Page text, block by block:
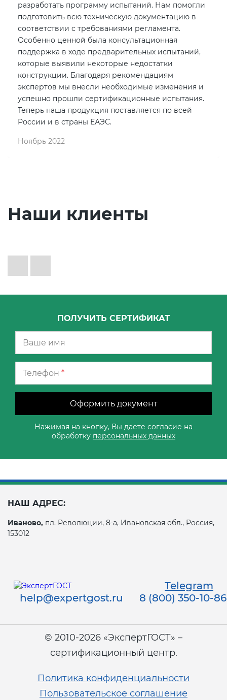
разработать программу испытаний. Нам помогли
подготовить всю техническую документацию в
соответствии с требованиями регламента.
Особенно ценной была консультационная
поддержка в ходе предварительных испытаний,
которые выявили некоторые недостатки
конструкции. Благодаря рекомендациям
экспертов мы внесли необходимые изменения и
успешно прошли сертификационные испытания.
Теперь наша продукция поставляется по всей
России и в страны ЕАЭС.
Ноябрь 2022
Наши клиенты
ПОЛУЧИТЬ СЕРТИФИКАТ
Телефон *
Оформить документ
Нажимая на кнопку, Вы даете согласие на
обработку персональных данных
НАШ АДРЕС:
Иваново, пл. Революции, 8-а, Ивановская обл., Россия,
153012
Telegram
help@expertgost.ru
8 (800) 350-10-86
© 2010-2026 «ЭкспертГОСТ» –
сертификационный центр.
Политика конфиденциальности
Пользовательское соглашение